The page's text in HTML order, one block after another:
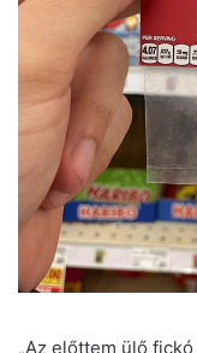
„Az előttem ülő